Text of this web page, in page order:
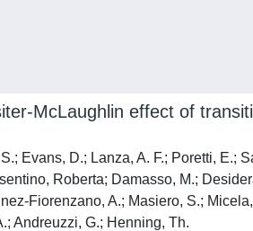
McLaughlin effect of
D.; Lanza, A. F.; Poretti, E.;
Roberta; Damasso, M.;
Fiorenzano, A.; Masiero, S.;
Andreuzzi, G.; Henning, Th.